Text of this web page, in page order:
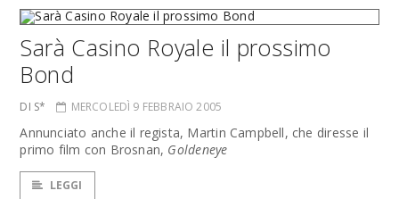
Sarà Casino Royale il prossimo
Bond
DI S* MERCOLEDÌ 9 FEBBRAIO 2005
Annunciato anche il regista, Martin Campbell, che diresse il
primo film con Brosnan, Goldeneye
LEGGI